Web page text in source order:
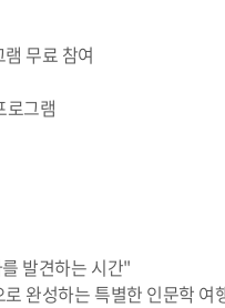
무료 참여
로그램
발견하는 시간"
완성하는 특별한 인문학 여